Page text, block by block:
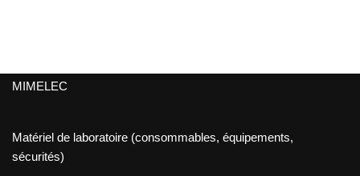
MIMELEC
Matériel de laboratoire (consommables, équipements,
sécurités)